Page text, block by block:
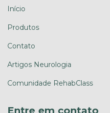
Início
Produtos
Contato
Artigos Neurologia
Comunidade RehabClass
Entre em contato